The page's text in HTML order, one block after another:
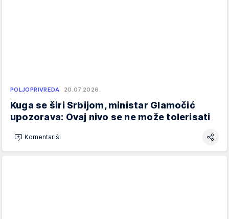
POLJOPRIVREDA 20.07.2026.
Kuga se širi Srbijom, ministar Glamočić
upozorava: Ovaj nivo se ne može tolerisati
Komentariši